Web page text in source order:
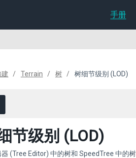
手册
Terrain 树 树细节级别 (LOD)
节级别 (LOD)
(Tree Editor) 中的树和 SpeedTree 中的